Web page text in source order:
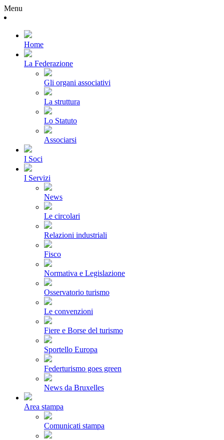
Menu
Home
La Federazione
Gli organi associativi
La struttura
Lo Statuto
Associarsi
I Soci
I Servizi
News
Le circolari
Relazioni industriali
Fisco
Normativa e Legislazione
Osservatorio turismo
Le convenzioni
Fiere e Borse del turismo
Sportello Europa
Federturismo goes green
News da Bruxelles
Area stampa
Comunicati stampa